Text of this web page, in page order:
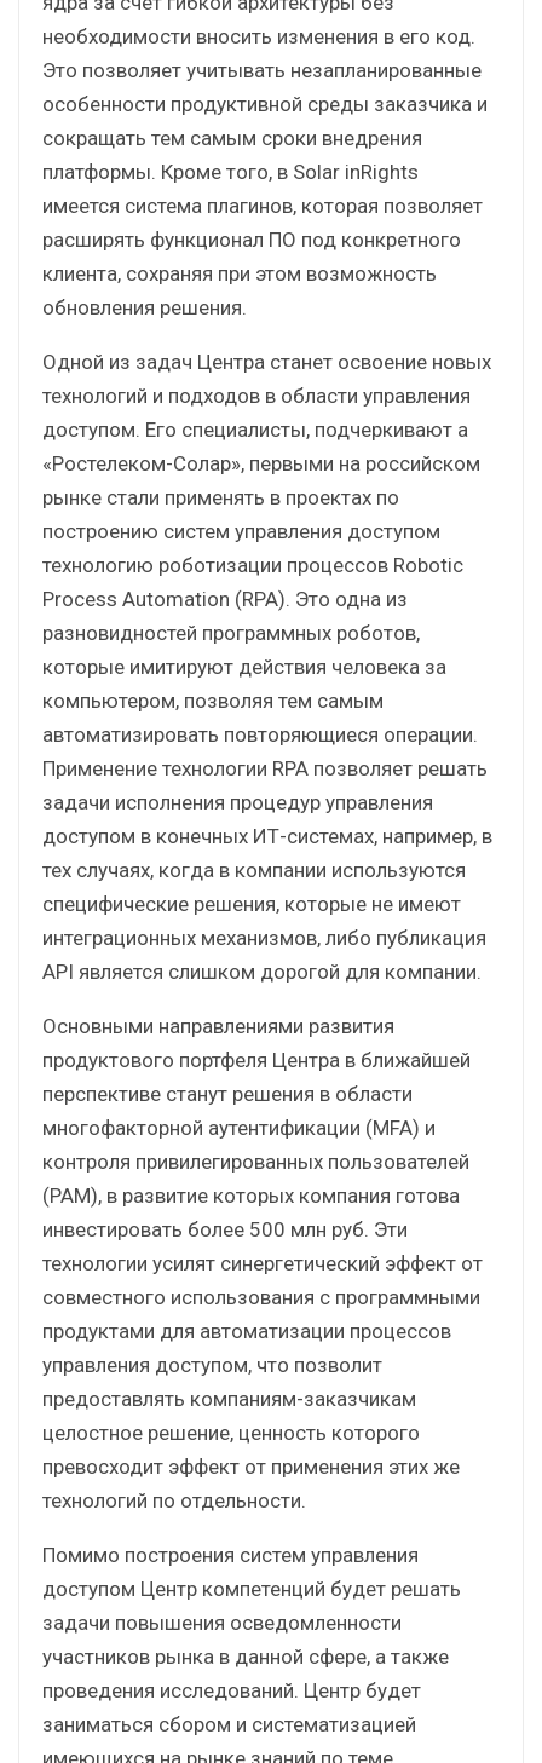
необходимости вносить изменения в его код.
Это позволяет учитывать незапланированные
особенности продуктивной среды заказчика и
сокращать тем самым сроки внедрения
платформы. Кроме того, в Solar inRights
имеется система плагинов, которая позволяет
расширять функционал ПО под конкретного
клиента, сохраняя при этом возможность
обновления решения.
Одной из задач Центра станет освоение новых
технологий и подходов в области управления
доступом. Его специалисты, подчеркивают а
«Ростелеком-Солар», первыми на российском
рынке стали применять в проектах по
построению систем управления доступом
технологию роботизации процессов Robotic
Process Automation (RPA). Это одна из
разновидностей программных роботов,
которые имитируют действия человека за
компьютером, позволяя тем самым
автоматизировать повторяющиеся операции.
Применение технологии RPA позволяет решать
задачи исполнения процедур управления
доступом в конечных ИТ-системах, например, в
тех случаях, когда в компании используются
специфические решения, которые не имеют
интеграционных механизмов, либо публикация
API является слишком дорогой для компании.
Основными направлениями развития
продуктового портфеля Центра в ближайшей
перспективе станут решения в области
многофакторной аутентификации (MFA) и
контроля привилегированных пользователей
(PAM), в развитие которых компания готова
инвестировать более 500 млн руб. Эти
технологии усилят синергетический эффект от
совместного использования с программными
продуктами для автоматизации процессов
управления доступом, что позволит
предоставлять компаниям-заказчикам
целостное решение, ценность которого
превосходит эффект от применения этих же
технологий по отдельности.
Помимо построения систем управления
доступом Центр компетенций будет решать
задачи повышения осведомленности
участников рынка в данной сфере, а также
проведения исследований. Центр будет
заниматься сбором и систематизацией
имеющихся на рынке знаний по теме